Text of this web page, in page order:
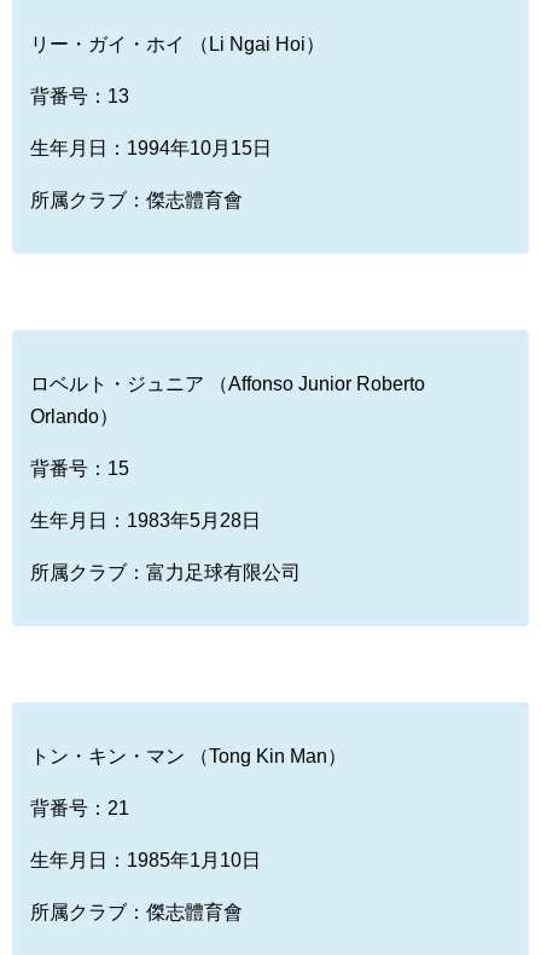
リー・ガイ・ホイ （Li Ngai Hoi）
背番号：13
生年月日：1994年10月15日
所属クラブ：傑志體育會
ロベルト・ジュニア （Affonso Junior Roberto
Orlando）
背番号：15
生年月日：1983年5月28日
所属クラブ：富力足球有限公司
トン・キン・マン （Tong Kin Man）
背番号：21
生年月日：1985年1月10日
所属クラブ：傑志體育會